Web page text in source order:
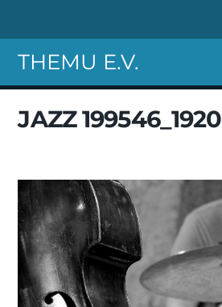
THEMU E.V.
JAZZ 199546_1920